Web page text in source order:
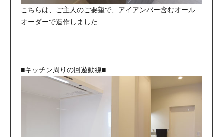
こちらは、ご主人のご要望で、アイアンバー含むオール
オーダーで造作しました
■キッチン周りの回遊動線■